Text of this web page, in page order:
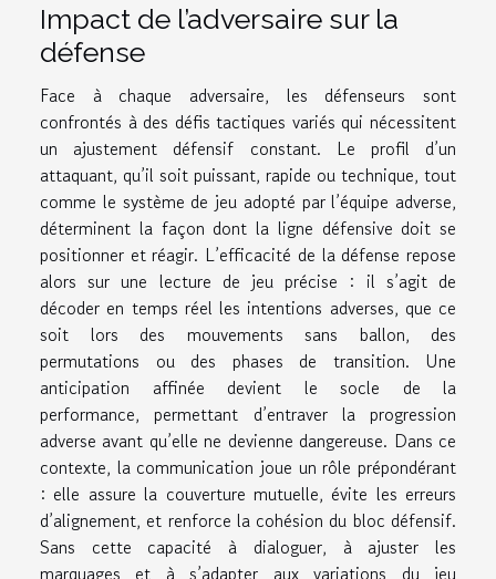
Impact de l’adversaire sur la
défense
Face à chaque adversaire, les défenseurs sont
confrontés à des défis tactiques variés qui nécessitent
un ajustement défensif constant. Le profil d’un
attaquant, qu’il soit puissant, rapide ou technique, tout
comme le système de jeu adopté par l’équipe adverse,
déterminent la façon dont la ligne défensive doit se
positionner et réagir. L’efficacité de la défense repose
alors sur une lecture de jeu précise : il s’agit de
décoder en temps réel les intentions adverses, que ce
soit lors des mouvements sans ballon, des
permutations ou des phases de transition. Une
anticipation affinée devient le socle de la
performance, permettant d’entraver la progression
adverse avant qu’elle ne devienne dangereuse. Dans ce
contexte, la communication joue un rôle prépondérant
: elle assure la couverture mutuelle, évite les erreurs
d’alignement, et renforce la cohésion du bloc défensif.
Sans cette capacité à dialoguer, à ajuster les
marquages et à s’adapter aux variations du jeu